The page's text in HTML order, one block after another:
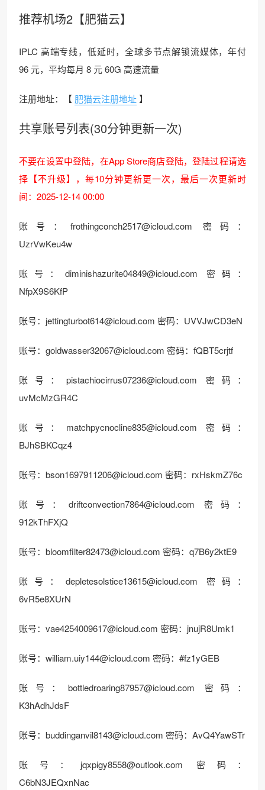
推荐机场2【肥猫云】
IPLC 高端专线，低延时，全球多节点解锁流媒体，年付
96 元，平均每月 8 元 60G 高速流量
注册地址：【 肥猫云注册地址】
共享账号列表(30分钟更新一次)
不要在设置中登陆，在App Store商店登陆，登陆过程请选
择【不升级】，每10分钟更新更一次，最后一次更新时
间：2025-12-14 00:00
账号： frothingconch2517@icloud.com 密码：
UzrVwKeu4w
账号： diminishazurite04849@icloud.com 密码：
NfpX9S6KfP
账号： jettingturbot614@icloud.com 密码：UVVJwCD3eN
账号： goldwasser32067@icloud.com 密码：fQBT5crjtf
账号： pistachiocirrus07236@icloud.com 密码：
uvMcMzGR4C
账号： matchpycnocline835@icloud.com 密码：
BJhSBKCqz4
账号： bson1697911206@icloud.com 密码：rxHskmZ76c
账号： driftconvection7864@icloud.com 密码：
912kThFXjQ
账号： bloomfilter82473@icloud.com 密码：q7B6y2ktE9
账号： depletesolstice13615@icloud.com 密码：
6vR5e8XUrN
账号： vae4254009617@icloud.com 密码：jnujR8Umk1
账号： william.uiy144@icloud.com 密码：#fz1yGEB
账号： bottledroaring87957@icloud.com 密码：
K3hAdhJdsF
账号： buddinganvil8143@icloud.com 密码：AvQ4YawSTr
账号： jqxpigy8558@outlook.com 密码：
C6bN3JEQxnNac